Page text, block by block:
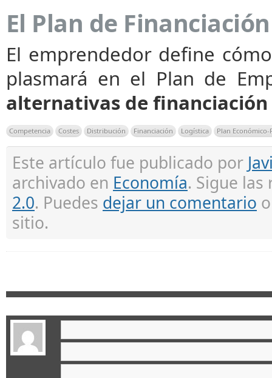
El Plan de Financiación
El emprendedor define
plasmará en el Plan de
alternativas de financiación
Competencia Costes Distribución Financiación Logística Plan
Este artículo fue publicado por
archivado en Economía. Sigue
2.0. Puedes dejar un comentario
sitio.